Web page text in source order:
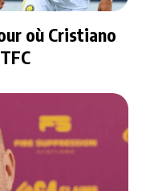
où Cristiano